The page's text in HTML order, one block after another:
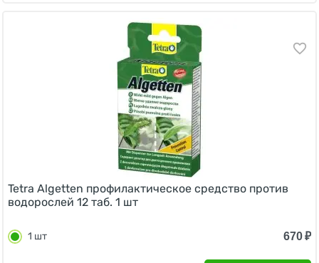
Tetra Algetten профилактическое средство против
водорослей 12 таб. 1 шт
1 шт 670₽